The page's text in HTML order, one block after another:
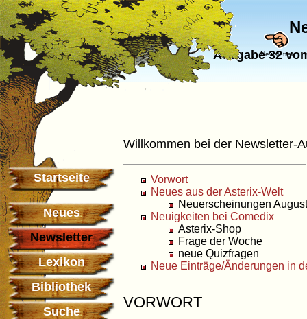
Newsletter
Ausgabe 32
Startseite
Neues
Newsletter
Lexikon
Bibliothek
Suche
Willkommen bei der Newsletter-
Vorwort
Neues aus der Asterix-Welt
Neuerscheinungen
Neuigkeiten bei Comedix
Asterix-Shop
Frage der Woche
neue Quizfragen
Neue Einträge/Änderungen in
VORWORT